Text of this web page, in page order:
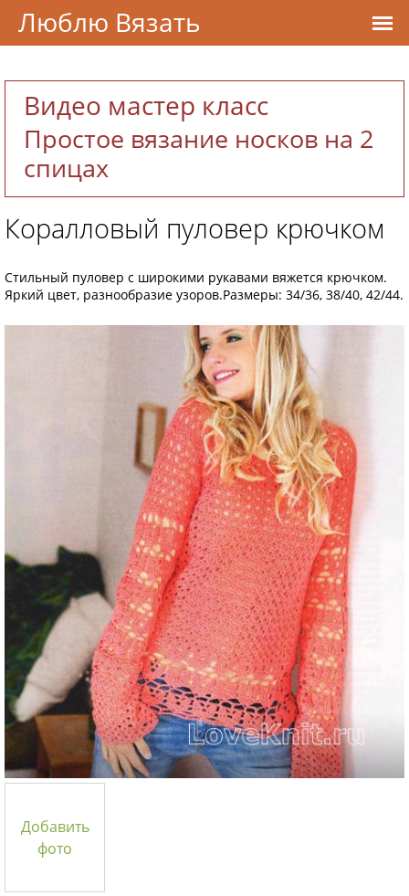
Видео мастер класс
Простое вязание носков на 2
спицах
Коралловый пуловер крючком
Стильный пуловер с широкими рукавами вяжется крючком.
Яркий цвет, разнообразие узоров.Размеры: 34/36, 38/40, 42/44.
Добавить
фото
Люблю Вязать